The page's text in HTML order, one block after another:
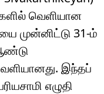
வெளியான
முன்னிட்டு 31-ம்
இந்தப்
எழுதி